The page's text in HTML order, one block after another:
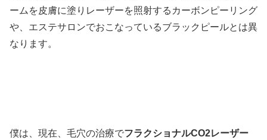
ームを皮膚に塗りレーザーを照射するカーボンピーリング
や、エステサロンでおこなっているブラックピールとは異
なります。
僕は、現在、毛穴の治療でフラクショナルCO2レーザー